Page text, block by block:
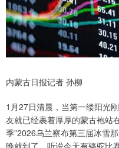
内蒙古日报记者 孙柳
1月27日清晨，当第一缕阳光
友就已经裹着厚厚的蒙古袍站
季”2026乌兰察布第三届冰雪